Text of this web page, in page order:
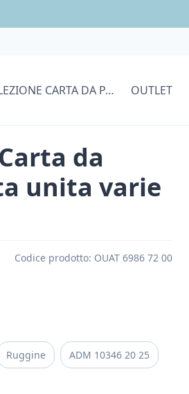
COLLEZIONE CARTA DA PARATI OUTLET
da
unita varie
Codice prodotto: OUAT 6986 72 00
Ruggine ADM 10346 20 25